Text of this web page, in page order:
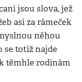
jsou slova, jež
asi za rámeček
něhou
se totiž najde
těmhle rodinám